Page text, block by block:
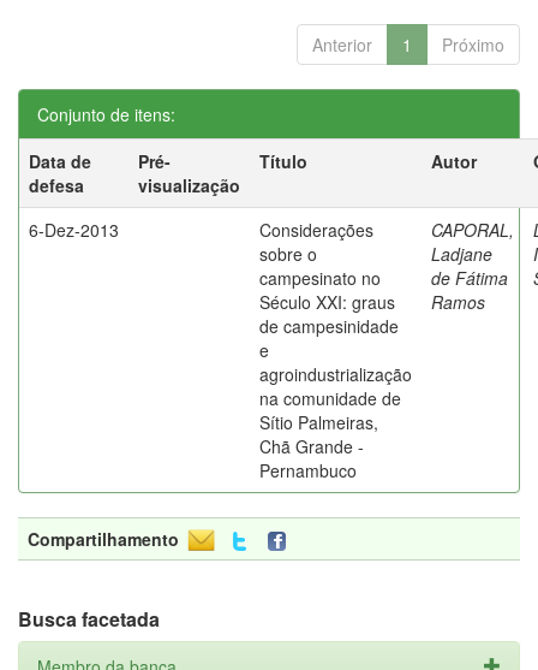
Anterior 1 Próximo
Conjunto de itens:
Data de
defesa
Pré-
visualização
Título Autor
6-Dez-2013
Considerações
sobre o
campesinato no
Século XXI: graus
de campesinidade
e
agroindustrialização
na comunidade de
Sítio Palmeiras,
Chã Grande -
Pernambuco
CAPORAL,
Ladjane
de Fátima
Ramos
Compartilhamento
Busca facetada